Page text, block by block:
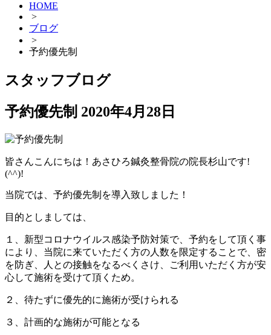
HOME
>
ブログ
>
予約優先制
スタッフブログ
予約優先制 2020年4月28日
皆さんこんにちは！あさひろ鍼灸整骨院の院長杉山です!
(^^)!
当院では、予約優先制を導入致しました！
目的としましては、
１、新型コロナウイルス感染予防対策で、予約をして頂く事
により、当院に来ていただく方の人数を限定することで、密
を防ぎ、人との接触をなるべくさけ、ご利用いただく方が安
心して施術を受けて頂くため。
２、待たずに優先的に施術が受けられる
３、計画的な施術が可能となる